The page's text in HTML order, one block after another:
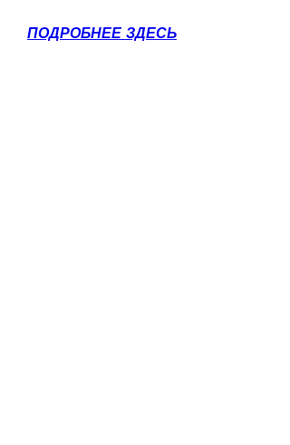
ПОДРОБНЕЕ ЗДЕСЬ